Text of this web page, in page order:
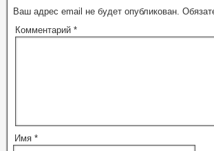
Ваш адрес email не будет опубликован.
Комментарий *
Имя *